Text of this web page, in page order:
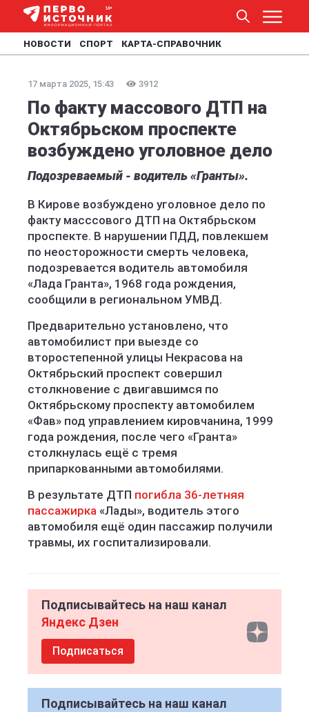
НОВОСТИ СПОРТ КАРТА-СПРАВОЧНИК
17 марта 2025, 15:43 3912
По факту массового ДТП на
Октябрьском проспекте
возбуждено уголовное дело
Подозреваемый - водитель «Гранты».
В Кирове возбуждено уголовное дело по
факту масссового ДТП на Октябрьском
проспекте. В нарушении ПДД, повлекшем
по неосторожности смерть человека,
подозревается водитель автомобиля
«Лада Гранта», 1968 года рождения,
сообщили в региональном УМВД.
Предварительно установлено, что
автомобилист при выезде со
второстепенной улицы Некрасова на
Октябрьский проспект совершил
столкновение с двигавшимся по
Октябрьскому проспекту автомобилем
«Фав» под управлением кировчанина, 1999
года рождения, после чего «Гранта»
столкнулась ещё с тремя
припаркованными автомобилями.
В результате ДТП погибла 36-летняя
пассажирка «Лады», водитель этого
автомобиля ещё один пассажир получили
травмы, их госпитализировали.
Подписывайтесь на наш канал
Яндекс Дзен
Подписаться
Подписывайтесь на наш канал